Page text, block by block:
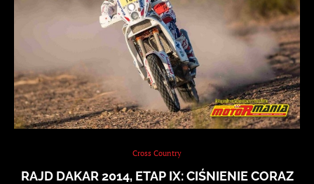
Cross Country
RAJD DAKAR 2014, ETAP IX: CIŚNIENIE CORAZ